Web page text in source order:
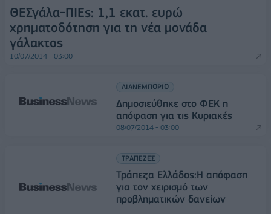
ΘΕΣγάλα-ΠΙΕς: 1,1 εκατ. ευρώ
χρηματοδότηση για τη νέα μονάδα
γάλακτος
10/07/2014 - 03:00
ΛΙΑΝΕΜΠΟΡΙΟ
Δημοσιεύθηκε στο ΦΕΚ η
απόφαση για τις Κυριακές
08/07/2014 - 03:00
ΤΡΑΠΕΖΕΣ
Τράπεζα Ελλάδος:Η απόφαση
για τον χειρισμό των
προβληματικών δανείων